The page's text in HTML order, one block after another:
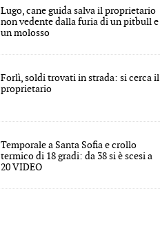
Lugo, cane guida salva il proprietario
non vedente dalla furia di un pitbull e
un molosso
Forlì, soldi trovati in strada: si cerca il
proprietario
Temporale a Santa Sofia e crollo
termico di 18 gradi: da 38 si è scesi a
20 VIDEO